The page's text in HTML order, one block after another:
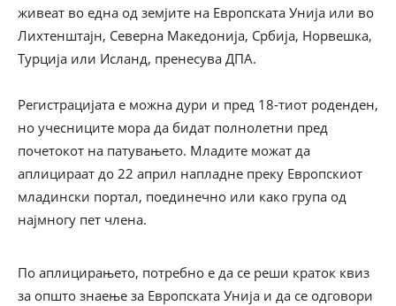
живеат во една од земјите на Европската Унија или во
Лихтенштајн, Северна Македонија, Србија, Норвешка,
Турција или Исланд, пренесува ДПА.
Регистрацијата е можна дури и пред 18-тиот роденден,
но учесниците мора да бидат полнолетни пред
почетокот на патувањето. Младите можат да
аплицираат до 22 април напладне преку Европскиот
младински портал, поединечно или како група од
најмногу пет члена.
По аплицирањето, потребно е да се реши краток квиз
за општо знаење за Европската Унија и да се одговори